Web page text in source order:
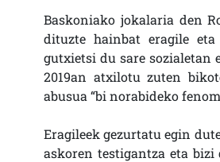
Baskoniako jokalaria den
dituzte hainbat eragile
gutxietsi du sare sozialetan
2019an atxilotu zuten
abusua “bi norabideko
Eragileek gezurtatu egin
askoren testigantza eta